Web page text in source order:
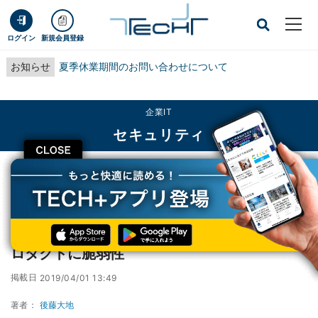
ログイン 新規会員登録
お知らせ 夏季休業期間のお問い合わせについて
CLOSE
企業IT
セキュリティ
TECH+ 企業IT
セキュリティ
ESXiやWorkstationなど、VMwareの複数プロダクトに脆弱性
ESXiやWorkstationなど、VMwareの複数プ
ロダクトに脆弱性
掲載日 2019/04/01 13:49
著者： 後藤大地